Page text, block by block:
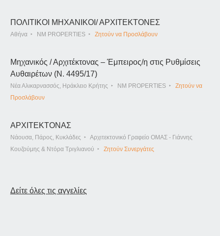
ΠΟΛΙΤΙΚΟΙ ΜΗΧΑΝΙΚΟΙ/ ΑΡΧΙΤΕΚΤΟΝΕΣ
Αθήνα NM PROPERTIES Ζητούν να Προσλάβουν
Μηχανικός / Αρχιτέκτονας – Έμπειρος/η στις Ρυθμίσεις
Αυθαιρέτων (Ν. 4495/17)
Νέα Αλικαρνασσός, Ηράκλειο Κρήτης NM PROPERTIES
Ζητούν να
Προσλάβουν
ΑΡΧΙΤΕΚΤΟΝΑΣ
Νάουσα, Πάρος, Κυκλάδες
Αρχιτεκτονικό Γραφείο ΟΜΑΣ - Γιάννης
Κουζούμης & Ντόρα Τριγλιανού
Ζητούν Συνεργάτες
Δείτε όλες τις αγγελίες